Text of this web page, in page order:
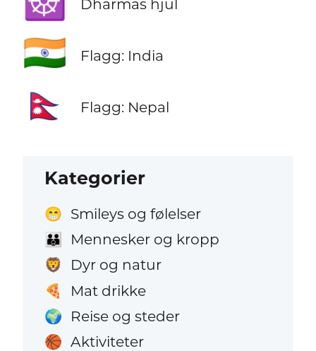
Dharmas hjul
🇮🇳 Flagg: India
🇳🇵 Flagg: Nepal
Kategorier
😁 Smileys og følelser
👪 Mennesker og kropp
🦁 Dyr og natur
🍕 Mat drikke
🌍 Reise og steder
🏀 Aktiviteter